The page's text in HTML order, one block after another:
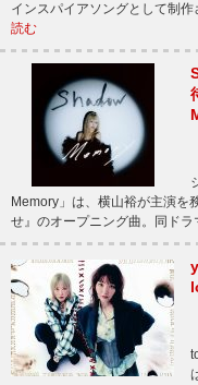
インスパイアソングとして制
読む
Memory」は、横山裕が主演を
せ』のオープニング曲。同ド